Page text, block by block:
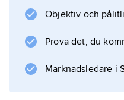
och förekommer i
Utseende
Objektiv och
Prova det, du
Marknadsledare i